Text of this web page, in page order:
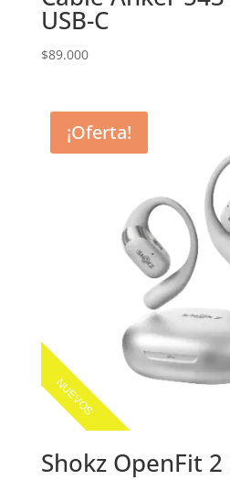
USB-C
$89.000
¡Oferta!
NUEVOS
Shokz OpenFit